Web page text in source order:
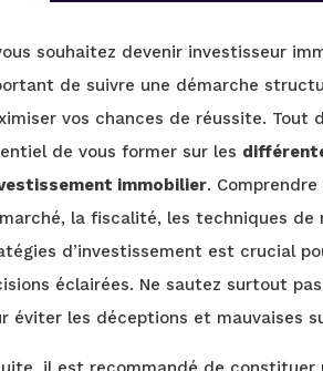
souhaitez devenir investisseur
de suivre une démarche
vos chances de réussite. Tout
de vous former sur les
immobilier.
la fiscalité, les techniques de
d’investissement est crucial
éclairées. Ne sautez surtout
éviter les déceptions et mauvaises